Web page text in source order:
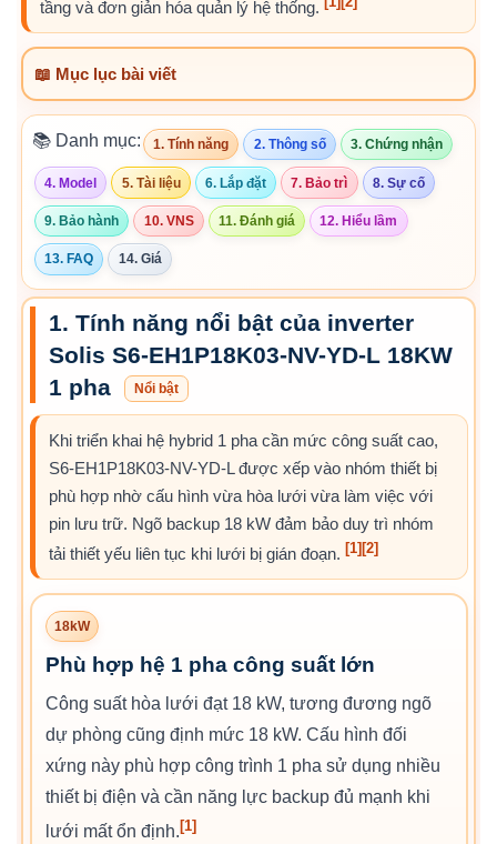
tầng và đơn giản hóa quản lý hệ thống.
📖 Mục lục bài viết
📚 Danh mục: 1. Tính năng 2. Thông số 3. Chứng nhận
4. Model 5. Tài liệu 6. Lắp đặt 7. Bảo trì 8. Sự cố
9. Bảo hành 10. VNS 11. Đánh giá 12. Hiểu lầm
13. FAQ 14. Giá
1. Tính năng nổi bật của inverter
Solis S6-EH1P18K03-NV-YD-L 18KW
1 pha
Nổi bật
Khi triển khai hệ hybrid 1 pha cần mức công suất cao,
S6-EH1P18K03-NV-YD-L được xếp vào nhóm thiết bị
phù hợp nhờ cấu hình vừa hòa lưới vừa làm việc với
pin lưu trữ. Ngõ backup 18 kW đảm bảo duy trì nhóm
tải thiết yếu liên tục khi lưới bị gián đoạn. [1] [2]
18kW
Phù hợp hệ 1 pha công suất lớn
Công suất hòa lưới đạt 18 kW, tương đương ngõ
dự phòng cũng định mức 18 kW. Cấu hình đối
xứng này phù hợp công trình 1 pha sử dụng nhiều
thiết bị điện và cần năng lực backup đủ mạnh khi
lưới mất ổn định.[1]